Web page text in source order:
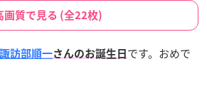
画質で見る (全22枚)
諏訪部順一さんのお誕生日 です。おめで